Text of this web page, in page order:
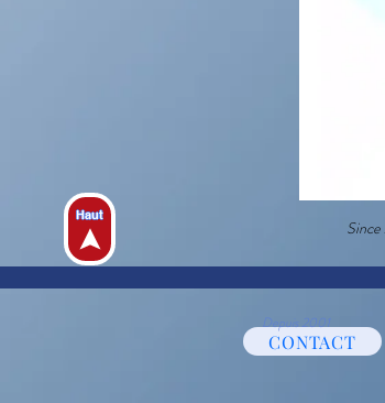
Haut
CONTACT
Depuis 2001